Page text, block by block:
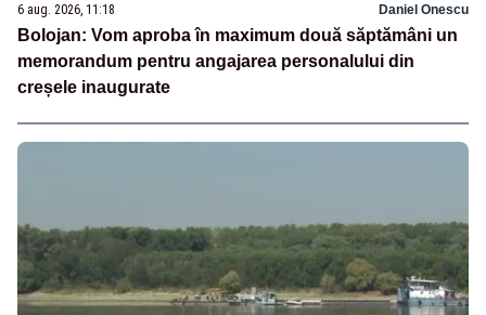
6 aug. 2026, 11:18 Daniel Onescu
Bolojan: Vom aproba în maximum două săptămâni un
memorandum pentru angajarea personalului din
creșele inaugurate